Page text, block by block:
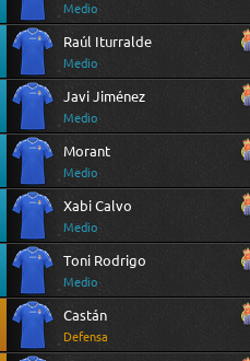
Medio
Raúl Iturralde
Medio
Javi Jiménez
Medio
Morant
Medio
Xabi Calvo
Medio
Toni Rodrigo
Medio
Castán
Defensa